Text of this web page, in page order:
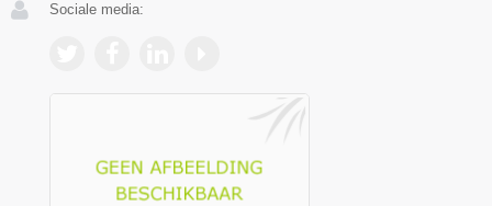
Sociale media: